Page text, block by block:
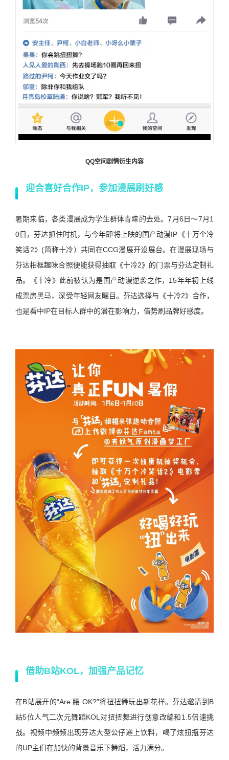
QQ空间剧情衍生内容
迎合喜好合作IP，参加漫展刷好感
暑期来临，各类漫展成为学生群体青睐的去处。7月6日～7月1
0日，芬达抓住时机，与今年即将上映的国产动漫IP《十万个冷
笑话2》(简称十冷）共同在CCG漫展开设展台。在漫展现场与
芬达相框趣味合照便能获得抽取《十冷2》的门票与芬达定制礼
品。《十冷》此前被认为是国产动漫逆袭之作，15年年初上线
成票房黑马，深受年轻网友瞩目。芬达选择与《十冷2》合作，
也是看中IP在目标人群中的潜在影响力，借势刷品牌好感度。
借助B站KOL，加强产品记忆
在B站展开的“Are 腰 OK?”将扭扭舞玩出新花样。芬达邀请到B
站5位人气二次元舞蹈KOL对扭扭舞进行创意改编和1.5倍速挑
战。视频中频频出现芬达大型公仔递上饮料，喝了炫扭瓶芬达
的UP主们在加快的背景音乐下舞蹈，活力满分。